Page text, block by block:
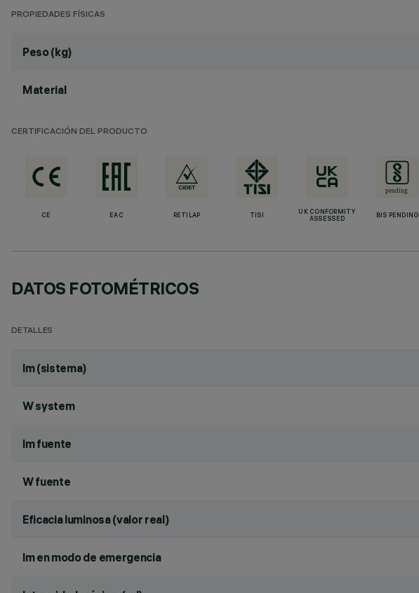
PROPIEDADES FÍSICAS
Peso (kg)
Material
CERTIFICACIÓN DEL PRODUCTO
CE EAC RETILAP TISI
UK CONFORMITY
ASSESSED
BIS PENDING
DATOS FOTOMÉTRICOS
DETALLES
lm (sistema)
W system
lm fuente
W fuente
Eficacia luminosa (valor real)
lm en modo de emergencia